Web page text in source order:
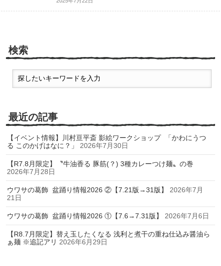
検索
最近の記事
【イベント情報】川村亘平斎 影絵ワークショップ 「かわにうつ
る このかげはなに？」
2026年7月30日
【R7.8月限定】〝牛油香る 豚筋(？) 3種カレーつけ麺〟の巻
2026年7月28日
ウワサの葛飾 盆踊り情報2026 ②【7.21版→31版】
2026年7月
21日
ウワサの葛飾 盆踊り情報2026 ①【7.6→7.31版】 2026年7月6日
【R8.7月限定】替え玉したくなる 浅利と煮干の重ね仕込み醤油ら
ぁ麺 ※追記アリ 2026年6月29日